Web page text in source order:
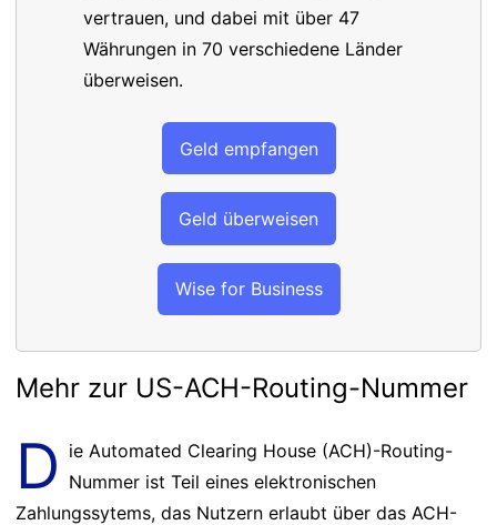
vertrauen, und dabei mit über 47
Währungen in 70 verschiedene Länder
überweisen.
Geld empfangen
Geld überweisen
Wise for Business
Mehr zur US-ACH-Routing-Nummer
D ie Automated Clearing House (ACH)-Routing-
Nummer ist Teil eines elektronischen
Zahlungssytems, das Nutzern erlaubt über das ACH-